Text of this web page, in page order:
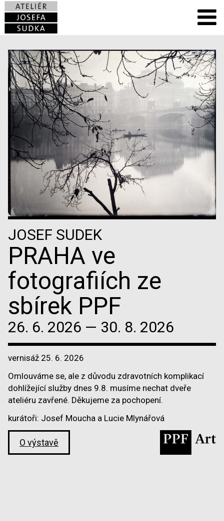
JOSEF SUDEK
PRAHA ve
fotografiích ze
sbírek PPF
26. 6. 2026 — 30. 8. 2026
vernisáž 25. 6. 2026
Omlouváme se, ale z důvodu zdravotních komplikací
dohlížející služby dnes 9.8. musíme nechat dveře
ateliéru zavřené. Děkujeme za pochopení.
kurátoři: Josef Moucha a Lucie Mlynářová
O výstavě